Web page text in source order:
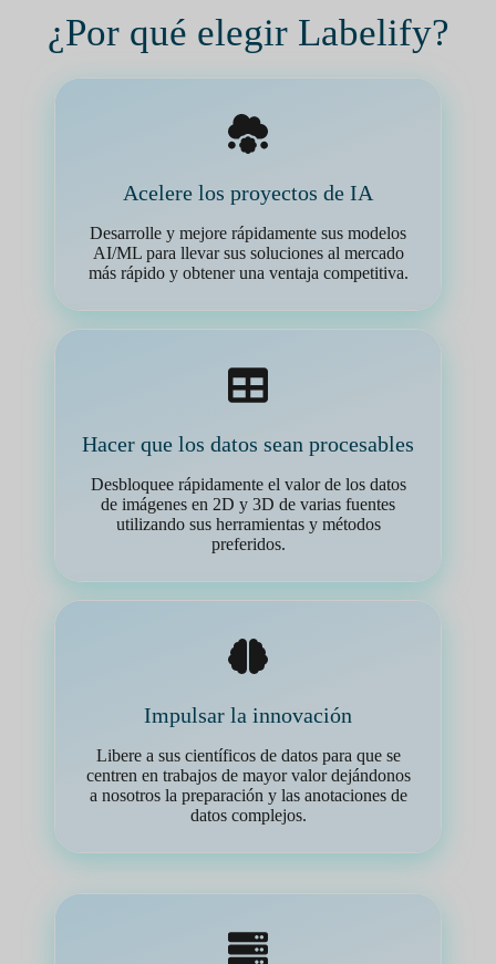
¿Por qué elegir Labelify?
Acelere los proyectos de IA
Desarrolle y mejore rápidamente sus modelos
AI/ML para llevar sus soluciones al mercado
más rápido y obtener una ventaja competitiva.
Hacer que los datos sean procesables
Desbloquee rápidamente el valor de los datos
de imágenes en 2D y 3D de varias fuentes
utilizando sus herramientas y métodos
preferidos.
Impulsar la innovación
Libere a sus científicos de datos para que se
centren en trabajos de mayor valor dejándonos
a nosotros la preparación y las anotaciones de
datos complejos.